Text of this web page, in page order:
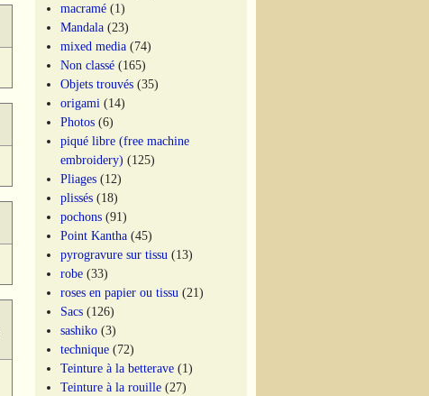
macramé (1)
Mandala (23)
mixed media (74)
Non classé (165)
Objets trouvés (35)
origami (14)
Photos (6)
piqué libre (free machine
embroidery) (125)
Pliages (12)
plissés (18)
pochons (91)
Point Kantha (45)
pyrogravure sur tissu (13)
robe (33)
roses en papier ou tissu (21)
Sacs (126)
sashiko (3)
technique (72)
Teinture à la betterave (1)
Teinture à la rouille (27)